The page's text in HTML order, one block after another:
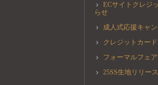
ECサイトクレジ
らせ
成人式応援キャ
クレジットカー
フォーマルフェア
25SS生地リリー